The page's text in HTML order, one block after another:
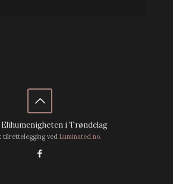
i Trøndelag
tilrettelegging ved Luminated.no.